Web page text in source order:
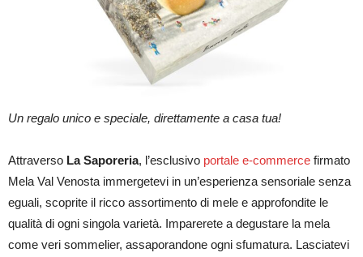
Un regalo unico e speciale, direttamente a casa tua!
Attraverso La Saporeria, l’esclusivo portale e-commerce firmato
Mela Val Venosta immergetevi in un’esperienza sensoriale senza
eguali, scoprite il ricco assortimento di mele e approfondite le
qualità di ogni singola varietà. Imparerete a degustare la mela
come veri sommelier, assaporandone ogni sfumatura. Lasciatevi